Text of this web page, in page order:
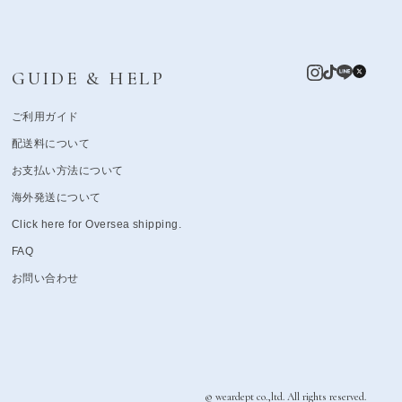
GUIDE & HELP
ご利用ガイド
配送料について
お支払い方法について
海外発送について
Click here for Oversea shipping.
FAQ
お問い合わせ
© weardept co.,ltd. All rights reserved.